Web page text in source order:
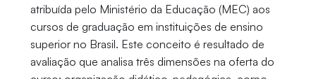
atribuída pelo Ministério da Educação (MEC) aos
cursos de graduação em instituições de ensino
superior no Brasil. Este conceito é resultado de
avaliação que analisa três dimensões na oferta do